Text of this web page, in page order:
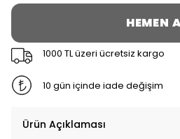
HEMEN
1000 TL üzeri ücretsiz kargo
10 gün içinde iade değişim
Ürün Açıklaması